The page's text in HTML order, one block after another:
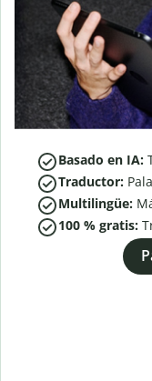
Basado en IA:
Traductor:
Multilingüe:
100 % gratis: